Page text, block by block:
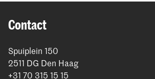
Contact
Spuiplein 150
2511 DG Den Haag
+31 70 315 15 15